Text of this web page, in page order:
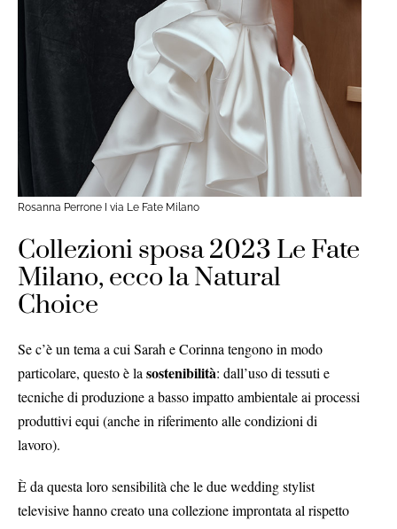
Rosanna Perrone I via Le Fate Milano
Collezioni sposa 2023 Le Fate
Milano, ecco la Natural
Choice
Se c’è un tema a cui Sarah e Corinna tengono in modo
particolare, questo è la sostenibilità: dall’uso di tessuti e
tecniche di produzione a basso impatto ambientale ai processi
produttivi equi (anche in riferimento alle condizioni di
lavoro).
È da questa loro sensibilità che le due wedding stylist
televisive hanno creato una collezione improntata al rispetto